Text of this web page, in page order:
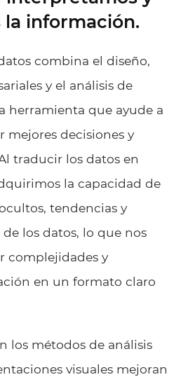
información.
combina el diseño,
y el análisis de
herramienta que ayude a
mejores decisiones y
traducir los datos en
la capacidad de
tendencias y
los datos, lo que nos
complejidades y
en un formato claro
los métodos de análisis
visuales mejoran